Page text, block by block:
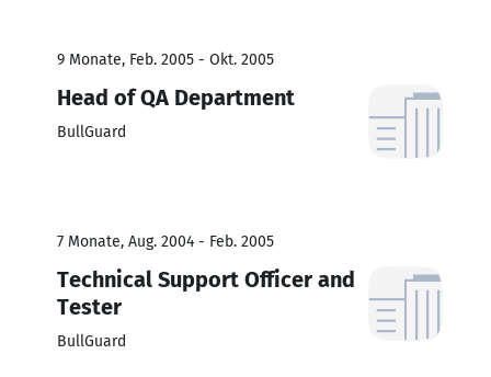
9 Monate, Feb. 2005 - Okt. 2005
Head of QA Department
BullGuard
7 Monate, Aug. 2004 - Feb. 2005
Technical Support Officer and
Tester
BullGuard